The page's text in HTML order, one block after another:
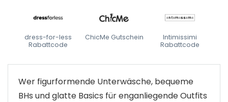
dress-for-less
Rabattcode
ChicMe Gutschein
Intimissimi
Rabattcode
Wer figurformende Unterwäsche, bequeme
BHs und glatte Basics für enganliegende Outfits